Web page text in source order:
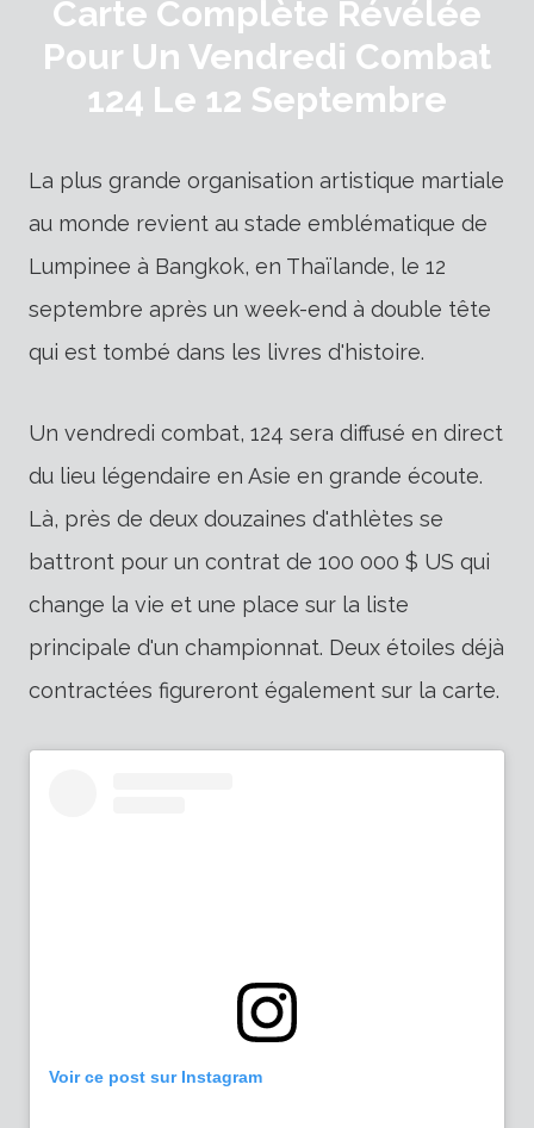
Carte Complète Révélée
Pour Un Vendredi Combat
124 Le 12 Septembre
La plus grande organisation artistique martiale
au monde revient au stade emblématique de
Lumpinee à Bangkok, en Thaïlande, le 12
septembre après un week-end à double tête
qui est tombé dans les livres d'histoire.
Un vendredi combat, 124 sera diffusé en direct
du lieu légendaire en Asie en grande écoute.
Là, près de deux douzaines d'athlètes se
battront pour un contrat de 100 000 $ US qui
change la vie et une place sur la liste
principale d'un championnat. Deux étoiles déjà
contractées figureront également sur la carte.
Voir ce post sur Instagram